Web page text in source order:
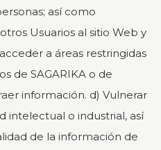
así como
Usuarios al sitio Web y
a áreas restringidas
de SAGARIKA o de
información. d) Vulnerar
intelectual o industrial, así
de la información de